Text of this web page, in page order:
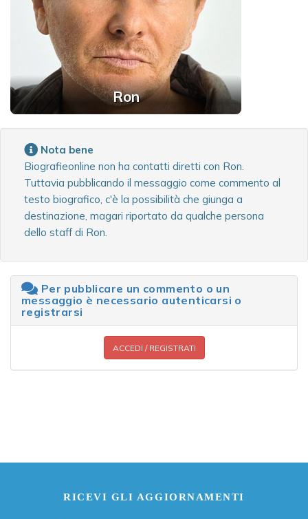
Ron
Nota bene
Biografieonline non ha contatti diretti con Ron.
Tuttavia pubblicando il messaggio come commento al
testo biografico, c'è la possibilità che giunga a
destinazione, magari riportato da qualche persona
dello staff di Ron.
Per pubblicare un commento o un
messaggio è necessario autenticarsi o
registrarsi
ACCEDI / REGISTRATI
RICEVI GLI AGGIORNAMENTI